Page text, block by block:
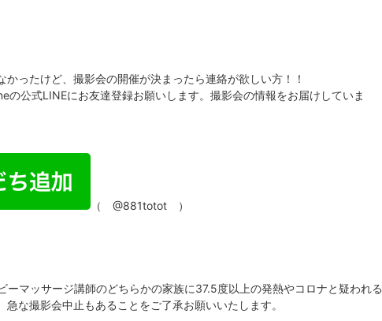
かったけど、撮影会の開催が決まったら連絡が欲しい方！！
の公式LINEにお友達登録お願いします。撮影会の情報をお届けしていま
（ @881totot ）
マッサージ講師のどちらかの家族に37.5度以上の発熱やコロナと疑われる
急な撮影会中止もあることをご了承お願いいたします。